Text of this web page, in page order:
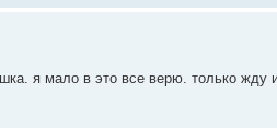
я мало в это все верю. только жду